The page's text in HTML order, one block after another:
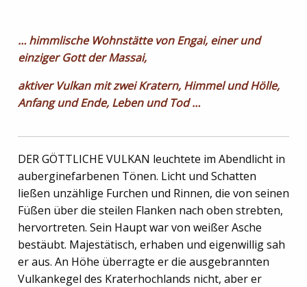
… himmlische Wohnstätte von Engai, einer und
einziger Gott der Massai,
aktiver Vulkan mit zwei Kratern, Himmel und Hölle,
Anfang und Ende, Leben und Tod …
DER GÖTTLICHE VULKAN leuchtete im Abendlicht in
auberginefarbenen Tönen. Licht und Schatten
ließen unzählige Furchen und Rinnen, die von seinen
Füßen über die steilen Flanken nach oben strebten,
hervortreten. Sein Haupt war von weißer Asche
bestäubt. Majestätisch, erhaben und eigenwillig sah
er aus. An Höhe überragte er die ausgebrannten
Vulkankegel des Kraterhochlands nicht, aber er